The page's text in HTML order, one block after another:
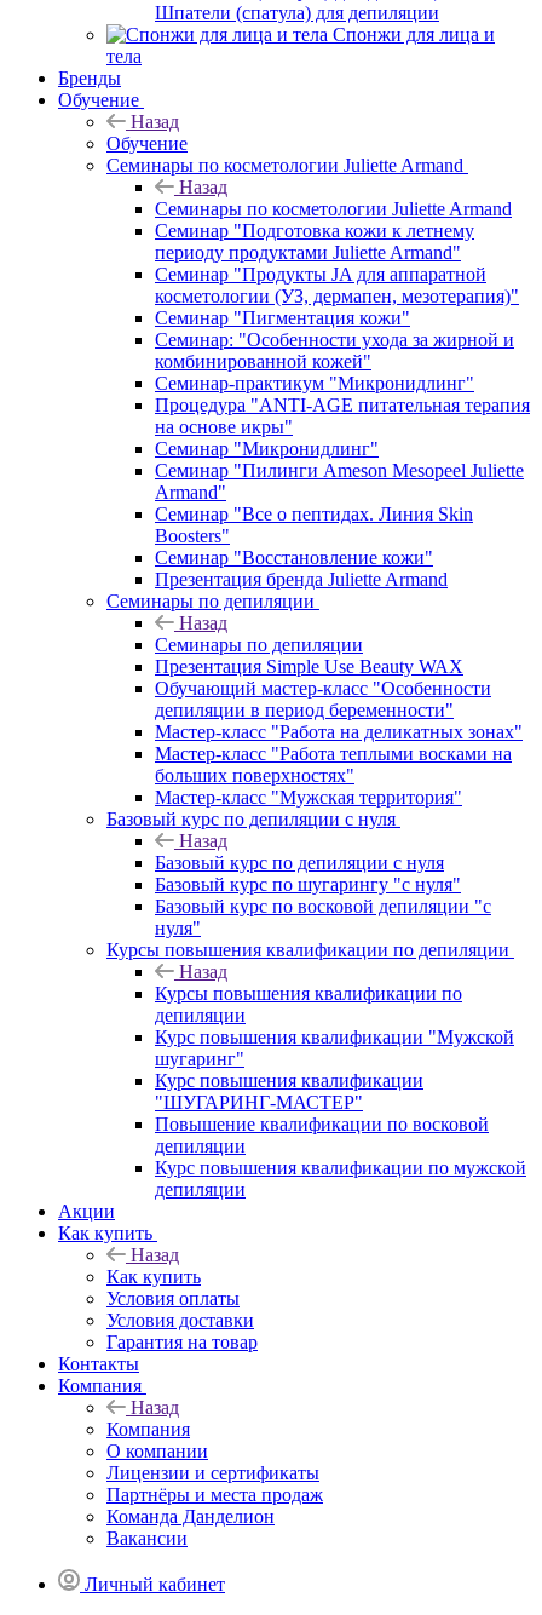
Шпатели (спатула) для депиляции
Спонжи для лица и
тела
Бренды
Обучение
Назад
Обучение
Семинары по косметологии Juliette Armand
Назад
Семинары по косметологии Juliette Armand
Семинар "Подготовка кожи к летнему
периоду продуктами Juliette Armand"
Семинар "Продукты JA для аппаратной
косметологии (УЗ, дермапен, мезотерапия)"
Семинар "Пигментация кожи"
Семинар: "Особенности ухода за жирной и
комбинированной кожей"
Семинар-практикум "Микронидлинг"
Процедура "ANTI-AGE питательная терапия
на основе икры"
Семинар "Микронидлинг"
Семинар "Пилинги Ameson Mesopeel Juliette
Armand"
Семинар "Все о пептидах. Линия Skin
Boosters"
Семинар "Восстановление кожи"
Презентация бренда Juliette Armand
Семинары по депиляции
Назад
Семинары по депиляции
Презентация Simple Use Beauty WAX
Обучающий мастер-класс "Особенности
депиляции в период беременности"
Мастер-класс "Работа на деликатных зонах"
Мастер-класс "Работа теплыми восками на
больших поверхностях"
Мастер-класс "Мужская территория"
Базовый курс по депиляции с нуля
Назад
Базовый курс по депиляции с нуля
Базовый курс по шугарингу "с нуля"
Базовый курс по восковой депиляции "с
нуля"
Курсы повышения квалификации по депиляции
Назад
Курсы повышения квалификации по
депиляции
Курс повышения квалификации "Мужской
шугаринг"
Курс повышения квалификации
"ШУГАРИНГ-МАСТЕР"
Повышение квалификации по восковой
депиляции
Курс повышения квалификации по мужской
депиляции
Акции
Как купить
Назад
Как купить
Условия оплаты
Условия доставки
Гарантия на товар
Контакты
Компания
Назад
Компания
О компании
Лицензии и сертификаты
Партнёры и места продаж
Команда Данделион
Вакансии
Личный кабинет